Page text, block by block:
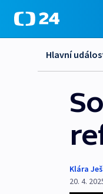
Hlavní
Klára
20. 4.